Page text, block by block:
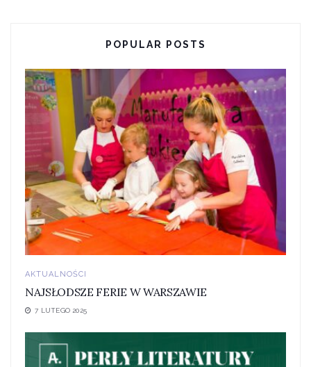
POPULAR POSTS
AKTUALNOŚCI
NAJSŁODSZE FERIE W WARSZAWIE
7 LUTEGO 2025